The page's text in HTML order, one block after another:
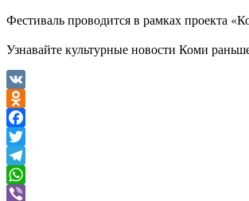
Фестиваль проводится в рамках проекта
Узнавайте культурные новости Коми
VK
Odnoklassniki
Facebook
Twitter
Telegram
WhatsApp